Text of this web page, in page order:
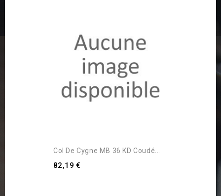
Col De Cygne MB 36 KD Coudé...
82,19 €